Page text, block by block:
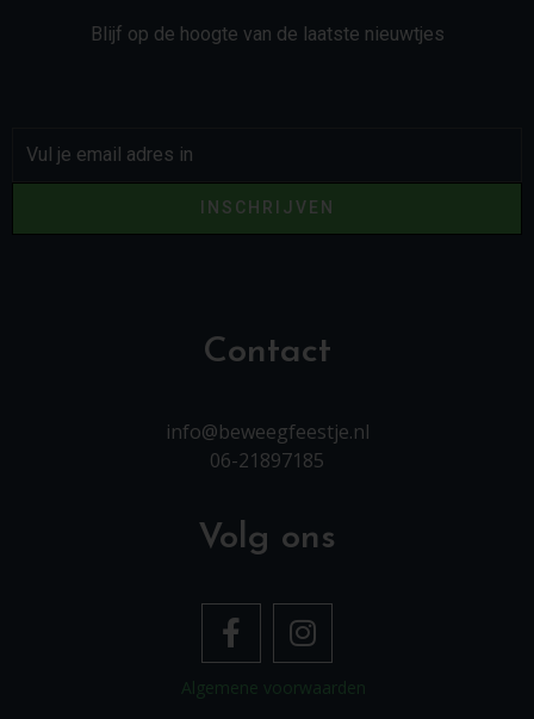
Blijf op de hoogte van de laatste nieuwtjes
INSCHRIJVEN
Contact
info@beweegfeestje.nl
06-21897185
Volg ons
Algemene voorwaarden